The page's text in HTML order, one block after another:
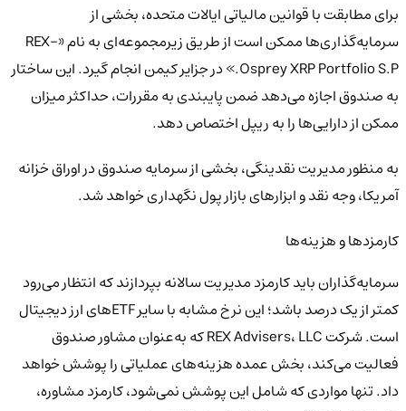
برای مطابقت با قوانین مالیاتی ایالات متحده، بخشی از
سرمایه‌گذاری‌ها ممکن است از طریق زیرمجموعه‌ای به نام «REX-
Osprey XRP Portfolio S.P.» در جزایر کیمن انجام گیرد. این ساختار
به صندوق اجازه می‌دهد ضمن پایبندی به مقررات، حداکثر میزان
ممکن از دارایی‌ها را به ریپل اختصاص دهد.
به منظور مدیریت نقدینگی، بخشی از سرمایه صندوق در اوراق خزانه
آمریکا، وجه نقد و ابزارهای بازار پول نگهداری خواهد شد.
کارمزدها و هزینه‌ها
سرمایه‌گذاران باید کارمزد مدیریت سالانه بپردازند که انتظار می‌رود
کمتر از یک درصد باشد؛ این نرخ مشابه با سایر ETFهای ارز دیجیتال
است. شرکت REX Advisers، LLC که به‌عنوان مشاور صندوق
فعالیت می‌کند، بخش عمده هزینه‌های عملیاتی را پوشش خواهد
داد. تنها مواردی که شامل این پوشش نمی‌شود، کارمزد مشاوره،